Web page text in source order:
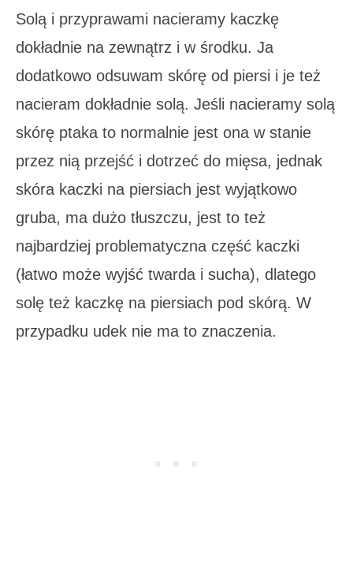
Solą i przyprawami nacieramy kaczkę
dokładnie na zewnątrz i w środku. Ja
dodatkowo odsuwam skórę od piersi i je też
nacieram dokładnie solą. Jeśli nacieramy solą
skórę ptaka to normalnie jest ona w stanie
przez nią przejść i dotrzeć do mięsa, jednak
skóra kaczki na piersiach jest wyjątkowo
gruba, ma dużo tłuszczu, jest to też
najbardziej problematyczna część kaczki
(łatwo może wyjść twarda i sucha), dlatego
solę też kaczkę na piersiach pod skórą. W
przypadku udek nie ma to znaczenia.